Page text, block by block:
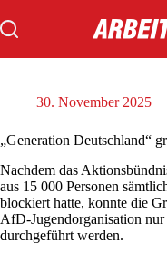
Inhalt
springen
30. November 2025
„Generation Deutschland“
Nachdem das
aus 15 000 Personen
blockiert hatte, konnte die
AfD-Jugendorganisation
durchgeführt werden.